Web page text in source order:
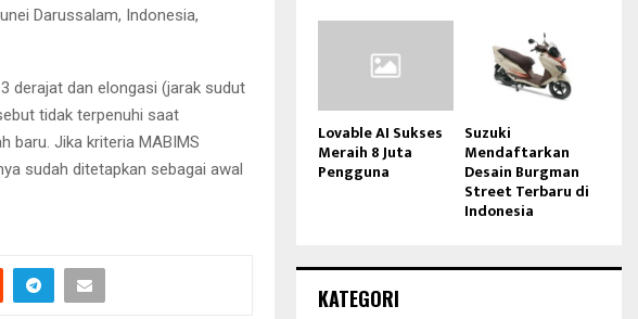
Darussalam, Indonesia,
derajat dan elongasi (jarak sudut
tidak terpenuhi saat
baru. Jika kriteria MABIMS
sudah ditetapkan sebagai awal
Lovable AI Sukses
Meraih 8 Juta
Pengguna
Suzuki
Mendaftarkan
Desain Burgman
Street Terbaru di
Indonesia
KATEGORI